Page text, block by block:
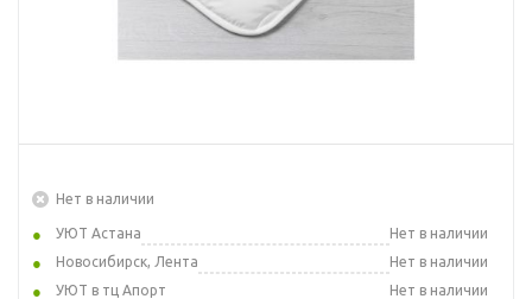
Нет в наличии
УЮТ Астана
Нет в наличии
Новосибирск, Лента
Нет в наличии
УЮТ в тц Апорт
Нет в наличии